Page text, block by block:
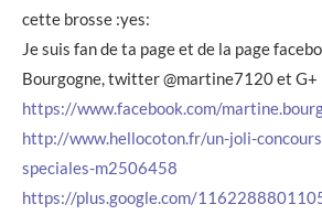
cette brosse :yes:
Je suis fan de ta page et de la page
Bourgogne, twitter @martine7120 et
https://www.facebook.com/
http://www.hellocoton.fr/un-joli-
speciales-m2506458
https://plus.google.com/